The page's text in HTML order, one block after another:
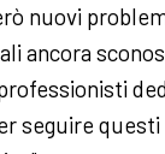
nuovi
ancora
seguire